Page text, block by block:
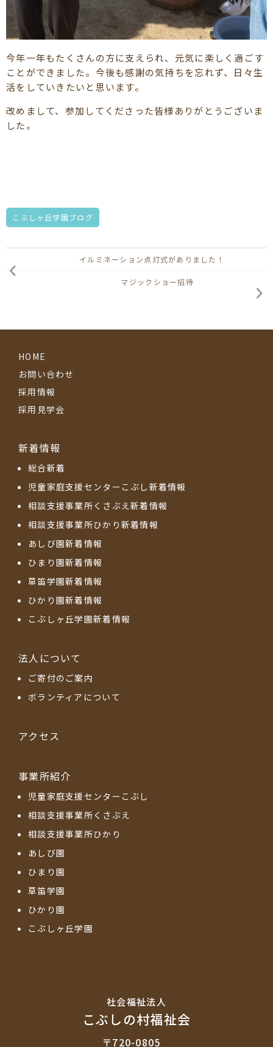
今年一年もたくさんの方に支えられ、元気に楽しく過ごす
ことができました。今後も感謝の気持ちを忘れず、日々生
活をしていきたいと思います。
改めまして、参加してくださった皆様ありがとうございま
した。
こぶしヶ丘学園ブログ
イルミネーション点灯式がありました！
マジックショー招待
HOME
お問い合わせ
採用情報
採用見学会
新着情報
総合新着
児童家庭支援センターこぶし新着情報
相談支援事業所くさぶえ新着情報
相談支援事業所ひかり新着情報
あしび園新着情報
ひまり園新着情報
草笛学園新着情報
ひかり園新着情報
こぶしヶ丘学園新着情報
法人について
ご寄付のご案内
ボランティアについて
アクセス
事業所紹介
児童家庭支援センターこぶし
相談支援事業所くさぶえ
相談支援事業所ひかり
あしび園
ひまり園
草笛学園
ひかり園
こぶしヶ丘学園
社会福祉法⼈
こぶしの村福祉会
〒720-0805